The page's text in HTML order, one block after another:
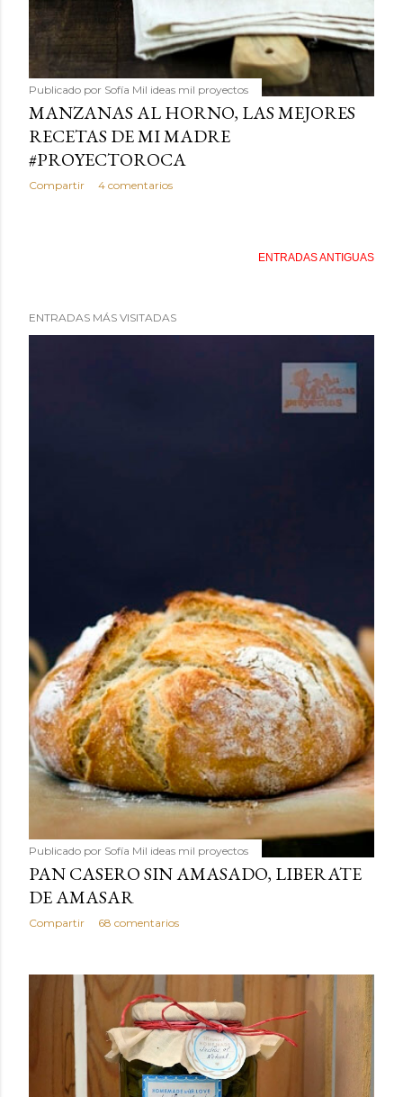
Publicado por Sofía Mil ideas mil proyectos
MANZANAS AL HORNO, LAS MEJORES
RECETAS DE MI MADRE
#PROYECTOROCA
Compartir 4 comentarios
ENTRADAS ANTIGUAS
ENTRADAS MÁS VISITADAS
Publicado por Sofía Mil ideas mil proyectos
PAN CASERO SIN AMASADO, LIBERATE
DE AMASAR
Compartir 68 comentarios